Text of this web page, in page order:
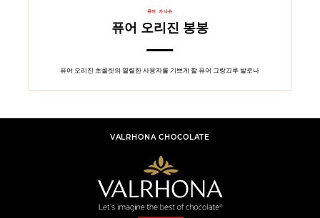
퓨어 가나슈
퓨어 오리진 봉봉
퓨어 오리진 초콜릿의 열렬한 사용자를 기쁘게 할 퓨어 그랑끄루 발로나
VALRHONA CHOCOLATE